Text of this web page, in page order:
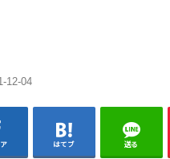
12-04
はてブ 送る